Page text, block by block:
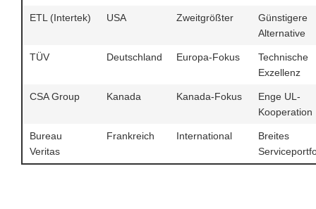
ETL (Intertek) USA Zweitgrößter
Günstigere
Alternative
TÜV Deutschland Europa-Fokus
Technische
Exzellenz
CSA Group Kanada Kanada-Fokus
Enge UL-
Kooperation
Bureau
Veritas
Frankreich International
Breites